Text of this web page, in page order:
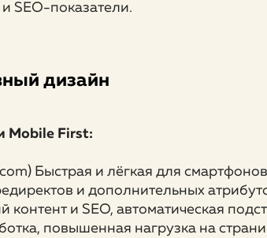
SEO-показатели.
дизайн
Mobile First:
Быстрая и лёгкая для
и дополнительных
и SEO, автоматическая
повышенная нагрузка на